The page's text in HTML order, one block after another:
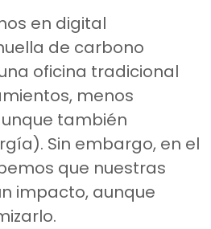
en digital
de carbono
oficina tradicional
menos
también
Sin embargo, en el
que nuestras
impacto, aunque